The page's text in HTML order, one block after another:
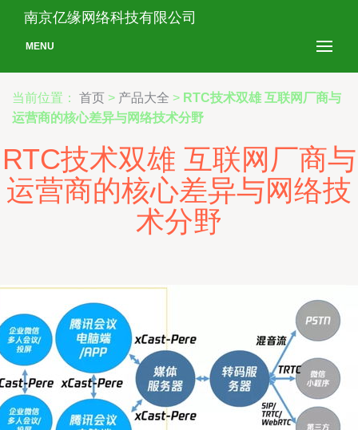
南京亿缘网络科技有限公司
MENU
当前位置： 首页 > 产品大全 > RTC技术双雄 互联网厂商与
运营商的核心差异与网络技术分野
RTC技术双雄 互联网厂商与
运营商的核心差异与网络技
术分野